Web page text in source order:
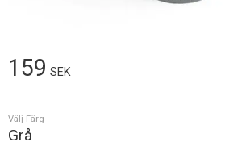
159 SEK
Välj Färg